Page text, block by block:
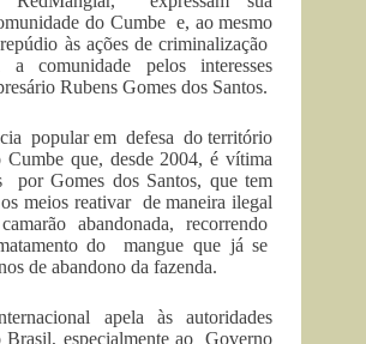
do Cumbe e, ao mesmo
às ações de criminalização
a comunidade pelos interesses
Rubens Gomes dos Santos.
popular em defesa do território
Cumbe que, desde 2004, é vítima
por Gomes dos Santos, que tem
meios reativar de maneira ilegal
abandonada, recorrendo
do mangue que já se
de abandono da fazenda.
apela às autoridades
Brasil, especialmente ao Governo